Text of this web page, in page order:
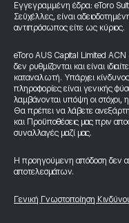
Εγγεγραμμένη έδρα: eToro
Σεϋχέλλες, είναι
αντιπρόσωπος είτε ως κύριος.
eToro AUS Capital Limited
δεν ρυθμίζονται και είναι
καταναλωτή. Υπάρχει
πληροφορίες είναι γενικής
λαμβάνονται υπόψη οι στόχοι,
Θα πρέπει να λάβετε
και Προϋποθέσεις μας πριν
συναλλαγές μαζί μας.
Η προηγούμενη απόδοση δεν
αποτελεσμάτων.
Γενική Γνωστοποίηση